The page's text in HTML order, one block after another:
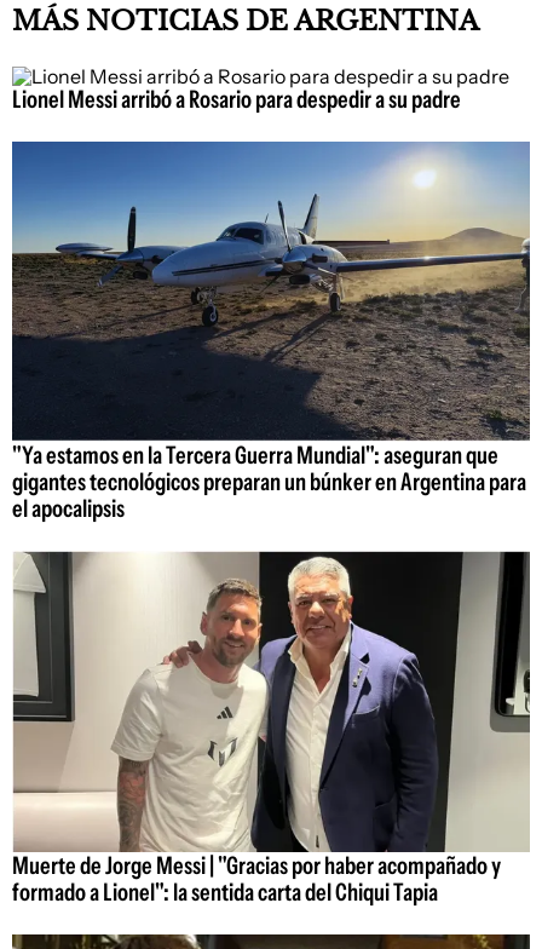
MÁS NOTICIAS DE ARGENTINA
Lionel Messi arribó a Rosario para despedir a su padre
"Ya estamos en la Tercera Guerra Mundial": aseguran que
gigantes tecnológicos preparan un búnker en Argentina para
el apocalipsis
Muerte de Jorge Messi | "Gracias por haber acompañado y
formado a Lionel": la sentida carta del Chiqui Tapia